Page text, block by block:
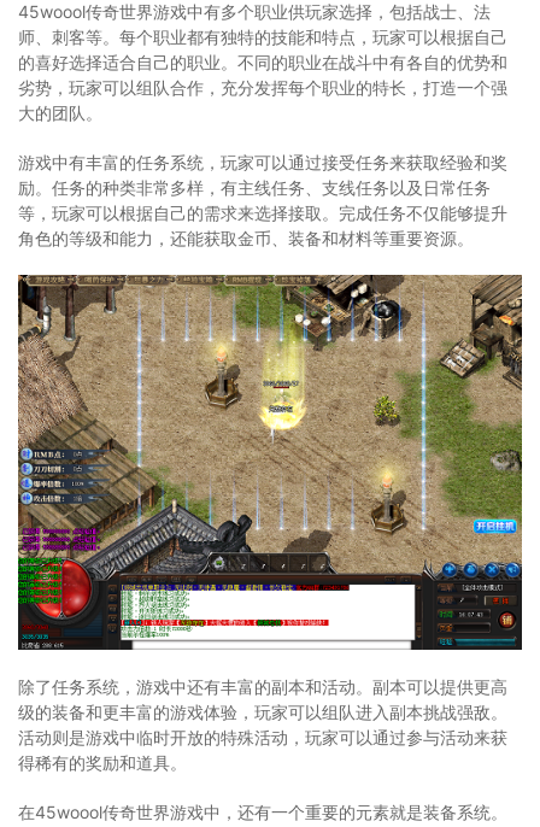
45woool传奇世界游戏中有多个职业供玩家选择，包括战士、法
师、刺客等。每个职业都有独特的技能和特点，玩家可以根据自己
的喜好选择适合自己的职业。不同的职业在战斗中有各自的优势和
劣势，玩家可以组队合作，充分发挥每个职业的特长，打造一个强
大的团队。
游戏中有丰富的任务系统，玩家可以通过接受任务来获取经验和奖
励。任务的种类非常多样，有主线任务、支线任务以及日常任务
等，玩家可以根据自己的需求来选择接取。完成任务不仅能够提升
角色的等级和能力，还能获取金币、装备和材料等重要资源。
除了任务系统，游戏中还有丰富的副本和活动。副本可以提供更高
级的装备和更丰富的游戏体验，玩家可以组队进入副本挑战强敌。
活动则是游戏中临时开放的特殊活动，玩家可以通过参与活动来获
得稀有的奖励和道具。
在45woool传奇世界游戏中，还有一个重要的元素就是装备系统。